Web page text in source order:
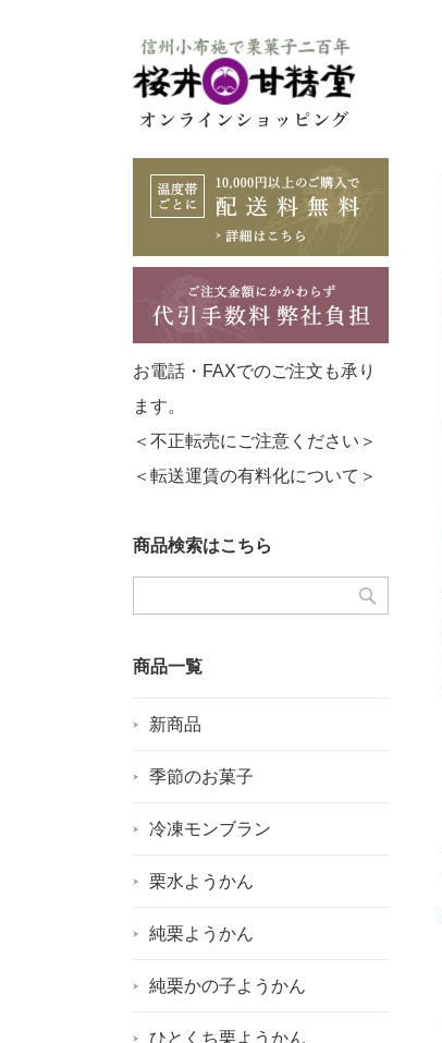
お電話・FAXでのご注文も承り
ます。
＜不正転売にご注意ください＞
＜転送運賃の有料化について＞
商品検索はこちら
商品一覧
新商品
季節のお菓子
冷凍モンブラン
栗水ようかん
純栗ようかん
純栗かの子ようかん
ひとくち栗ようかん